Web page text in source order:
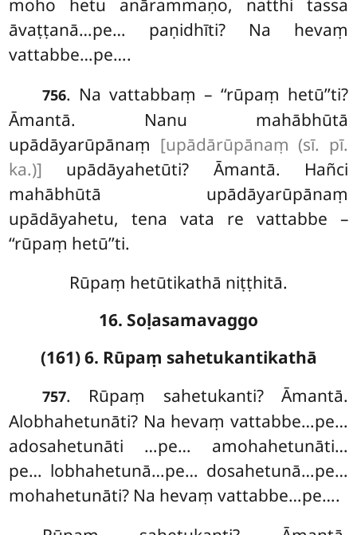
moho hetu anārammaṇo, natthi tassa
āvaṭṭanā…pe… paṇidhīti? Na hevaṃ
vattabbe…pe….
756. Na vattabbaṃ – ‘‘rūpaṃ hetū’’ti?
Āmantā. Nanu mahābhūtā
upādāyarūpānaṃ [upādārūpānaṃ (sī. pī.
ka.)] upādāyahetūti? Āmantā. Hañci
mahābhūtā upādāyarūpānaṃ
upādāyahetu, tena vata re vattabbe –
‘‘rūpaṃ hetū’’ti.
Rūpaṃ hetūtikathā niṭṭhitā.
16. Soḷasamavaggo
(161) 6. Rūpaṃ sahetukantikathā
757. Rūpaṃ sahetukanti? Āmantā.
Alobhahetunāti? Na hevaṃ vattabbe…pe…
adosahetunāti …pe… amohahetunāti…
pe… lobhahetunā…pe… dosahetunā…pe…
mohahetunāti? Na hevaṃ vattabbe…pe….